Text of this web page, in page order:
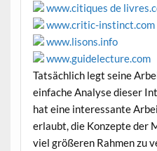
www.citiques de
www.critic-instinct.com
www.lisons.info
www.guidelecture.com
Tatsächlich legt seine
einfache Analyse dieser
hat eine interessante
erlaubt, die Konzepte der
viel größeren Rahmen zu